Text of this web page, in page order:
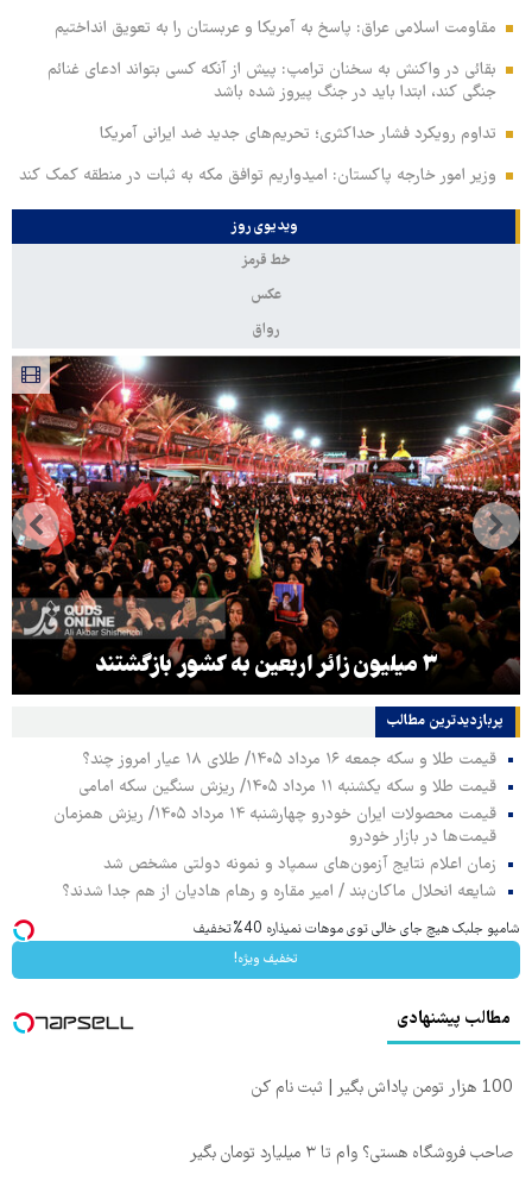
مقاومت اسلامی عراق: پاسخ به آمریکا و عربستان را به تعویق انداختیم
بقائی در واکنش به سخنان ترامپ: پیش از آنکه کسی بتواند ادعای غنائم
جنگی کند، ابتدا باید در جنگ پیروز شده باشد
تداوم رویکرد فشار حداکثری؛ تحریم‌های جدید ضد ایرانی آمریکا
وزیر امور خارجه پاکستان: امیدواریم توافق مکه به ثبات در منطقه کمک کند
ویدیوی روز
خط قرمز
عکس
رواق
۳ میلیون زائر اربعین به کشور بازگشتند
پربازدیدترین‌ مطالب
قیمت طلا و سکه جمعه ۱۶ مرداد ۱۴۰۵/ طلای ۱۸ عیار امروز چند؟
قیمت طلا و سکه یکشنبه ۱۱ مرداد ۱۴۰۵/ ریزش سنگین سکه امامی
قیمت محصولات ایران خودرو چهارشنبه ۱۴ مرداد ۱۴۰۵/ ریزش همزمان
قیمت‌ها در بازار خودرو
زمان اعلام نتایج آزمون‌های سمپاد و نمونه دولتی مشخص شد
شایعه انحلال ماکان‌بند / امیر مقاره و رهام هادیان از هم جدا شدند؟
شامپو جلبک هیچ جای خالی توی موهات نمیذاره 40%تخفیف
تخفیف ویژه!
مطالب پیشنهادی
100 هزار تومن پاداش بگیر | ثبت نام کن
صاحب فروشگاه هستی؟ وام تا ۳ میلیارد تومان بگیر